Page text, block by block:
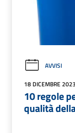
AVVISI
18 DICEMBRE 2023
10 regole
qualità